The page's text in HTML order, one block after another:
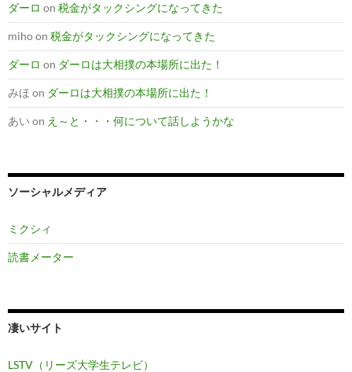
ダーロ on 税金がタックシングになってきた
mihoon 税金がタックシングになってきた
ダーロ on ダーロは大相撲の本場所に出た！
みほ on ダーロは大相撲の本場所に出た！
あい on え～と・・・何について話しようかな
ソーシャルメディア
ミクシィ
読書メーター
凄いサイト
LSTV（リーズ大学生テレビ）